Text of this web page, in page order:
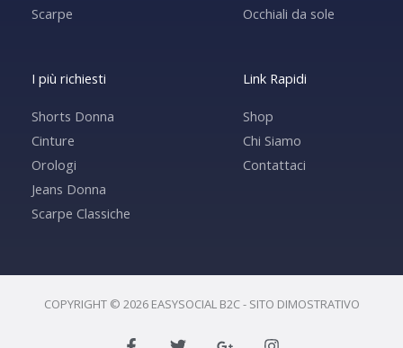
Scarpe
Occhiali da sole
I più richiesti
Shorts Donna
Cinture
Orologi
Jeans Donna
Scarpe Classiche
Link Rapidi
Shop
Chi Siamo
Contattaci
COPYRIGHT © 2026 EASYSOCIAL B2C - SITO DIMOSTRATIVO